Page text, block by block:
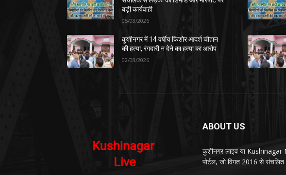
बड़ी कार्यवाही
05/08/2026
कुशीनगर में 14 वर्षीय किशोर आदर्श चौहान
की हत्या, रंगदारी न देने का हत्या का आरोप
02/08/2026
ABOUT US
कुशीनगर लाइव या Kushinagar
पोर्टल, जो विगत 2016 से संचलित